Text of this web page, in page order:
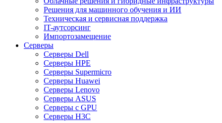
Решения для машинного обучения и ИИ
Техническая и сервисная поддержка
IT-аутсорсинг
Импортозамещение
Серверы
Серверы Dell
Серверы HPE
Серверы Supermicro
Серверы Huawei
Серверы Lenovo
Серверы ASUS
Серверы c GPU
Серверы H3C